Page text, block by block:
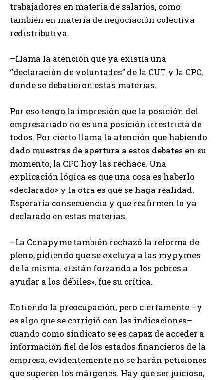
trabajadores en materia de salarios, como
también en materia de negociación colectiva
redistributiva.
–Llama la atención que ya existía una
“declaración de voluntades” de la CUT y la CPC,
donde se debatieron estas materias.
Por eso tengo la impresión que la posición del
empresariado no es una posición irrestricta de
todos. Por cierto llama la atención que habiendo
dado muestras de apertura a estos debates en su
momento, la CPC hoy las rechace. Una
explicación lógica es que una cosa es haberlo
«declarado» y la otra es que se haga realidad.
Esperaría consecuencia y que reafirmen lo ya
declarado en estas materias.
–La Conapyme también rechazó la reforma de
pleno, pidiendo que se excluya a las mypymes
de la misma. «Están forzando a los pobres a
ayudar a los débiles», fue su crítica.
Entiendo la preocupación, pero ciertamente –y
es algo que se corrigió con las indicaciones–
cuando como sindicato se es capaz de acceder a
información fiel de los estados financieros de la
empresa, evidentemente no se harán peticiones
que superen los márgenes. Hay que ser juicioso,